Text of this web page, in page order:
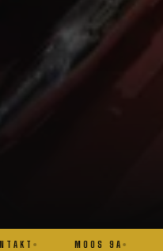
MOOS 9A